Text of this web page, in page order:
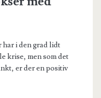
i den grad lidt
krise, men som det
er der en positiv